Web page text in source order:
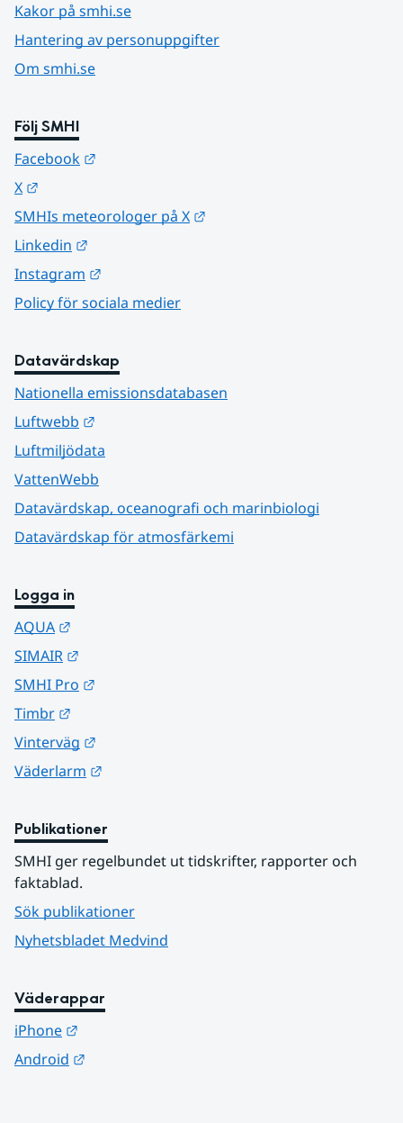
Kakor på smhi.se
Hantering av personuppgifter
Om smhi.se
Följ SMHI
Facebook
X
SMHIs meteorologer på X
Linkedin
Instagram
Policy för sociala medier
Datavärdskap
Nationella emissionsdatabasen
Luftwebb
Luftmiljödata
VattenWebb
Datavärdskap, oceanografi och marinbiologi
Datavärdskap för atmosfärkemi
Logga in
AQUA
SIMAIR
SMHI Pro
Timbr
Vinterväg
Väderlarm
Publikationer
SMHI ger regelbundet ut tidskrifter, rapporter och
faktablad.
Sök publikationer
Nyhetsbladet Medvind
Väderappar
iPhone
Android